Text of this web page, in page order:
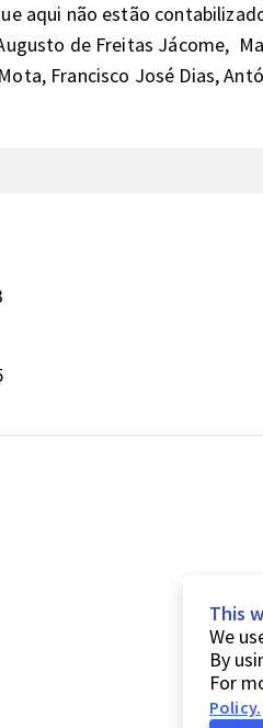
aqui não estão
de Freitas Jácome,
Francisco José Dias,
This
We
By
For
Policy.